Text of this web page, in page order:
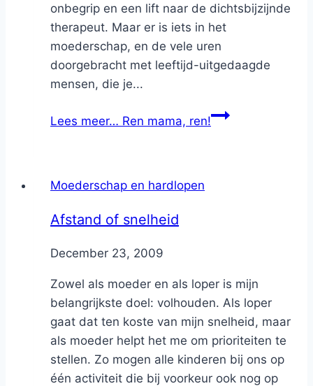
onbegrip en een lift naar de dichtsbijzijnde
therapeut. Maar er is iets in het
moederschap, en de vele uren
doorgebracht met leeftijd-uitgedaagde
mensen, die je...
Lees meer… Ren mama, ren!
Moederschap en hardlopen
Afstand of snelheid
ByNicole
December 23, 2009
Zowel als moeder en als loper is mijn
belangrijkste doel: volhouden. Als loper
gaat dat ten koste van mijn snelheid, maar
als moeder helpt het me om prioriteiten te
stellen. Zo mogen alle kinderen bij ons op
één activiteit die bij voorkeur ook nog op